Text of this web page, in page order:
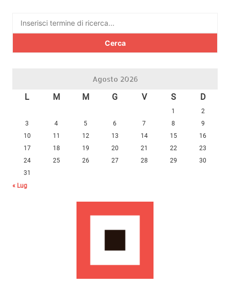
Ricerca
Agosto 2026
L M M G V S D
1
2
3
4 5 6 7 8
9
10
11 12 13 14 15
16
17
18 19 20 21 22
23
24
25 26 27 28 29
30
31
« Lug